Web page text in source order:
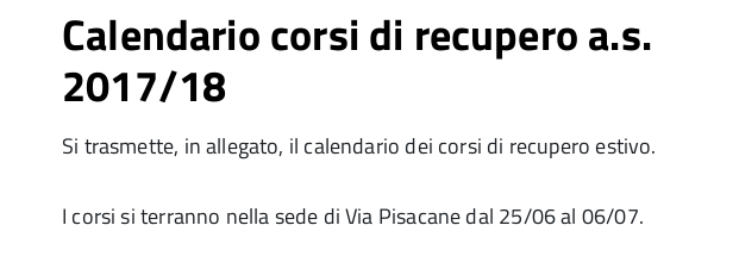
Calendario corsi di recupero a.s.
2017/18
Si trasmette, in allegato, il calendario dei corsi di recupero estivo.
I corsi si terranno nella sede di Via Pisacane dal 25/06 al 06/07.